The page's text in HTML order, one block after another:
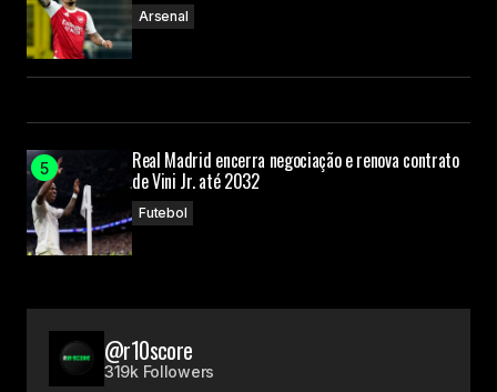
Arsenal
Real Madrid encerra negociação e renova contrato
de Vini Jr. até 2032
Futebol
@r10score
319k Followers